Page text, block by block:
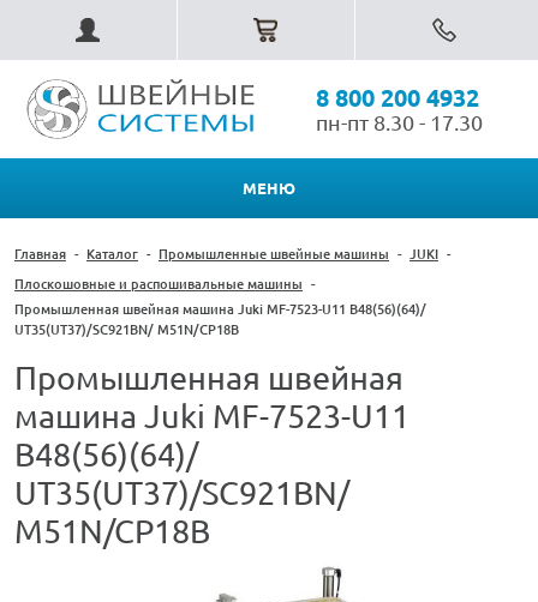
8 800 200 4932
пн-пт 8.30 - 17.30
МЕНЮ
Главная - Каталог - Промышленные швейные машины - JUKI -
Плоскошовные и распошивальные машины
-
Промышленная швейная машина Juki MF-7523-U11 B48(56)(64)/
UT35(UT37)/SC921BN/ M51N/CP18B
Промышленная швейная
машина Juki MF-7523-U11
B48(56)(64)/
UT35(UT37)/SC921BN/
M51N/CP18B